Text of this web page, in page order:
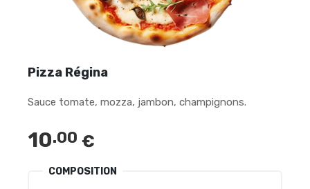
Pizza Régina
Sauce tomate, mozza, jambon, champignons.
10.00 €
COMPOSITION